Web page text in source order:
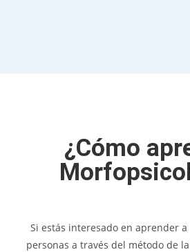
¿Cómo
Si estás interesado en aprender
personas a través del método de